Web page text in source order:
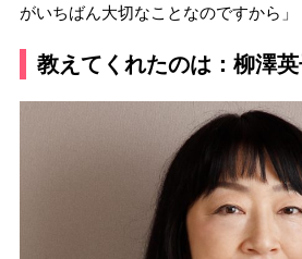
がいちばん大切なことなのですから」
教えてくれたのは：柳澤